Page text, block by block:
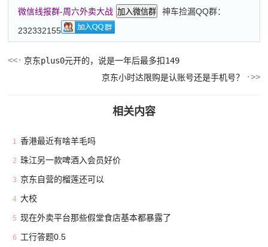
微信线报群-周六外卖大战 加入微信群
神车捡漏QQ群：
232332155
京东plus0元开的，说是一年后最多扣149
京东小时达限购是认账号还是手机号？
相关内容
1 香港最近有啥羊毛吗
2 珠江另一款啤酒入会员好价
3 京东自营的榴莲还可以
4 大校
5 现在外卖平台那些假堂食店基本都暴露了
6 工行答题0.5